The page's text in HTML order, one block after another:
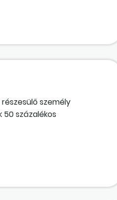
személy
százalékos
forintos megbízási díja
is közreműködik a
a társaság a számára?